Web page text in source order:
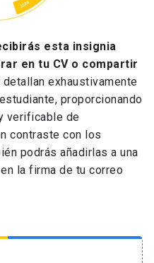
esta insignia
en tu CV o compartir
exhaustivamente
proporcionando
verificable de
contraste con los
podrás añadirlas a una
la firma de tu correo